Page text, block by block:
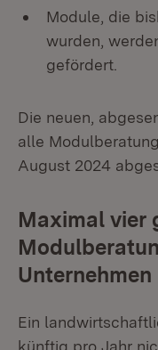
Module, die
wurden,
gefördert.
Die neuen,
alle
August 2024
Maximal vier
Unternehmen
Ein
künftig pro Jahr